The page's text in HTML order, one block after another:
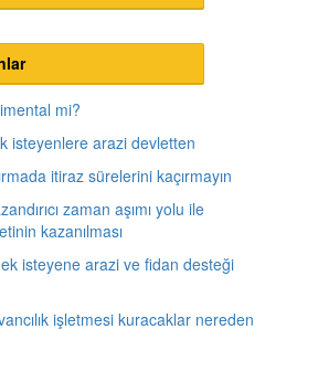
mi?
isteyenlere arazi devletten
itiraz sürelerini kaçırmayın
zaman aşımı yolu ile
kazanılması
isteyene arazi ve fidan desteği
işletmesi kuracaklar nereden